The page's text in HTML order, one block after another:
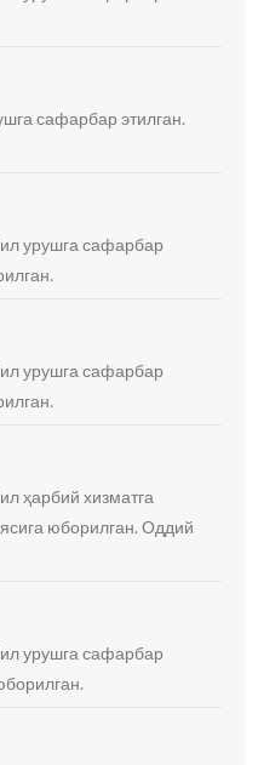
сафарбар этилган.
урушга сафарбар
урушга сафарбар
ҳарбий хизматга
юборилган. Оддий
урушга сафарбар